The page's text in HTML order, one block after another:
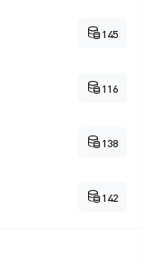
145
116
138
142